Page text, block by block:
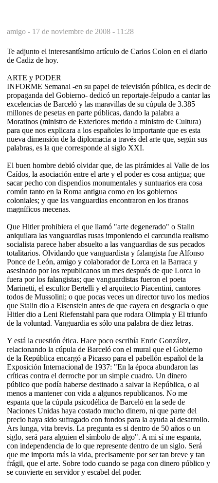
amigo - 17 de noviembre de 2008 - 11:28
Te adjunto el interesantísimo artículo de Carlos Colon en el diario
de Cadiz de hoy.
ARTE y PODER
INFORME Semanal -en su papel de televisión pública, es decir de
propaganda del Gobierno- dedicó un reportaje-felpudo a cantar las
excelencias de Barceló y las maravillas de su cúpula de 3.385
millones de pesetas en parte públicas, dando la palabra a
Moratinos (ministro de Exteriores metido a ministro de Cultura)
para que nos explicara a los españoles lo importante que es esta
nueva dimensión de la diplomacia a través del arte que, según sus
palabras, es la que corresponde al siglo XXI.
El buen hombre debió olvidar que, de las pirámides al Valle de los
Caídos, la asociación entre el arte y el poder es cosa antigua; que
sacar pecho con dispendios monumentales y suntuarios era cosa
común tanto en la Roma antigua como en los gobiernos
coloniales; y que las vanguardias encontraron en los tiranos
magníficos mecenas.
Que Hitler prohibiera el que llamó "arte degenerado" o Stalin
aniquilara las vanguardias rusas imponiendo el carcundia realismo
socialista parece haber absuelto a las vanguardias de sus pecados
totalitarios. Olvidando que vanguardista y falangista fue Alfonso
Ponce de León, amigo y colaborador de Lorca en la Barraca y
asesinado por los republicanos un mes después de que Lorca lo
fuera por los falangistas; que vanguardistas fueron el poeta
Marinetti, el escultor Bertelli y el arquitecto Piacentini, cantores
todos de Mussolini; o que pocas veces un director tuvo los medios
que Stalin dio a Eisenstein antes de que cayera en desgracia o que
Hitler dio a Leni Riefenstahl para que rodara Olimpia y El triunfo
de la voluntad. Vanguardia es sólo una palabra de diez letras.
Y está la cuestión ética. Hace poco escribía Enric González,
relacionando la cúpula de Barceló con el mural que el Gobierno
de la República encargó a Picasso para el pabellón español de la
Exposición Internacional de 1937: "En la época abundaron las
críticas contra el derroche por un simple cuadro. Un dinero
público que podía haberse destinado a salvar la República, o al
menos a mantener con vida a algunos republicanos. No me
espanta que la cúpula psicodélica de Barceló en la sede de
Naciones Unidas haya costado mucho dinero, ni que parte del
precio haya sido sufragado con fondos para la ayuda al desarrollo.
Ars lunga, vita brevis. La pregunta es si dentro de 50 años o un
siglo, será para alguien el símbolo de algo". A mi sí me espanta,
con independencia de lo que represente dentro de un siglo. Será
que me importa más la vida, precisamente por ser tan breve y tan
frágil, que el arte. Sobre todo cuando se paga con dinero público y
se convierte en servidor y escabel del poder.